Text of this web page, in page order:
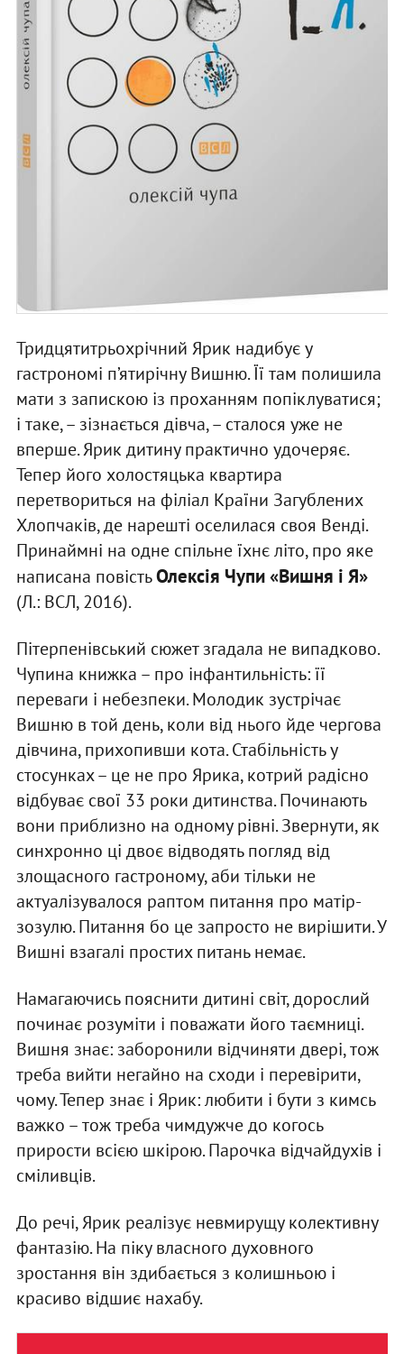
Тридцятитрьохрічний Ярик надибує у
гастрономі п’ятирічну Вишню. Її там полишила
мати з запискою із проханням попіклуватися;
і таке, – зізнається дівча, – сталося уже не
вперше. Ярик дитину практично удочеряє.
Тепер його холостяцька квартира
перетвориться на філіал Країни Загублених
Хлопчаків, де нарешті оселилася своя Венді.
Принаймні на одне спільне їхнє літо, про яке
написана повістьОлексія Чупи«Вишня і Я»
(Л.: ВСЛ, 2016).
Пітерпенівський сюжет згадала не випадково.
Чупина книжка – про інфантильність: її
переваги і небезпеки. Молодик зустрічає
Вишню в той день, коли від нього йде чергова
дівчина, прихопивши кота. Стабільність у
стосунках – це не про Ярика, котрий радісно
відбуває свої 33 роки дитинства. Починають
вони приблизно на одному рівні. Звернути, як
синхронно ці двоє відводять погляд від
злощасного гастроному, аби тільки не
актуалізувалося раптом питання про матір-
зозулю. Питання бо це запросто не вирішити. У
Вишні взагалі простих питань немає.
Намагаючись пояснити дитині світ, дорослий
починає розуміти і поважати його таємниці.
Вишня знає: заборонили відчиняти двері, тож
треба вийти негайно на сходи і перевірити,
чому. Тепер знає і Ярик: любити і бути з кимсь
важко – тож треба чимдужче до когось
прирости всією шкірою. Парочка відчайдухів і
сміливців.
До речі, Ярик реалізує невмирущу колективну
фантазію. На піку власного духовного
зростання він здибається з колишньою і
красиво відшиє нахабу.